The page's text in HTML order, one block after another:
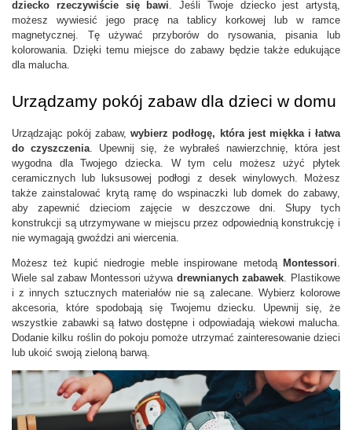
dziecko rzeczywiście się bawi. Jeśli Twoje dziecko jest artystą,
możesz wywiesić jego pracę na tablicy korkowej lub w ramce
magnetycznej. Tę używać przyborów do rysowania, pisania lub
kolorowania. Dzięki temu miejsce do zabawy będzie także edukujące
dla malucha.
Urządzamy pokój zabaw dla dzieci w domu
Urządzając pokój zabaw, wybierz podłogę, która jest miękka i łatwa
do czyszczenia. Upewnij się, że wybrałeś nawierzchnię, która jest
wygodna dla Twojego dziecka. W tym celu możesz użyć płytek
ceramicznych lub luksusowej podłogi z desek winylowych. Możesz
także zainstalować krytą ramę do wspinaczki lub domek do zabawy,
aby zapewnić dzieciom zajęcie w deszczowe dni. Słupy tych
konstrukcji są utrzymywane w miejscu przez odpowiednią konstrukcję i
nie wymagają gwoździ ani wiercenia.
Możesz też kupić niedrogie meble inspirowane metodą Montessori.
Wiele sal zabaw Montessori używa drewnianych zabawek. Plastikowe
i z innych sztucznych materiałów nie są zalecane. Wybierz kolorowe
akcesoria, które spodobają się Twojemu dziecku. Upewnij się, że
wszystkie zabawki są łatwo dostępne i odpowiadają wiekowi malucha.
Dodanie kilku roślin do pokoju pomoże utrzymać zainteresowanie dzieci
lub ukoić swoją zieloną barwą.